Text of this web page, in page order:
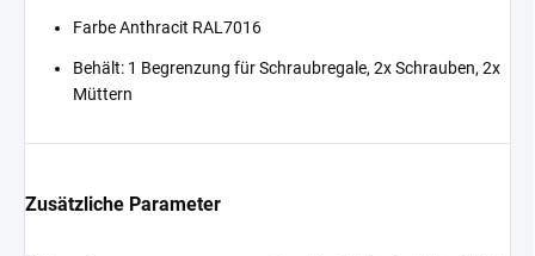
Farbe Anthracit RAL7016
Behält: 1 Begrenzung für Schraubregale, 2x Schrauben, 2x
Müttern
Zusätzliche Parameter